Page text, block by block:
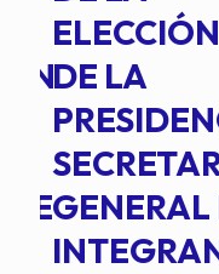
ELECCIÓN
DE LA
GENERAL